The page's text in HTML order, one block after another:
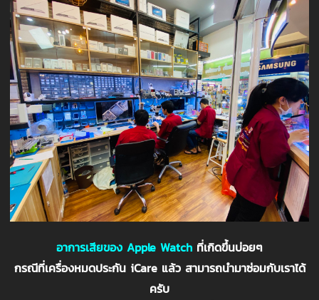
อาการเสียของ Apple Watch ที่เกิดขึ้นบ่อยๆ
กรณีที่เครื่องหมดประกัน iCare แล้ว สามารถนำมาซ่อมกับเราได้
ครับ